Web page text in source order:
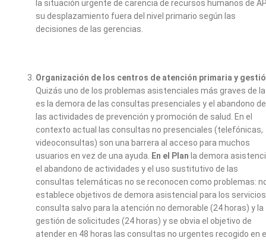
la situación urgente de carencia de recursos humanos de
su desplazamiento fuera del nivel primario según las
decisiones de las gerencias.
Organización de los centros de atención primaria y
Quizás uno de los problemas asistenciales más graves de la
es la demora de las consultas presenciales y el abandono de
las actividades de prevención y promoción de salud. En el
contexto actual las consultas no presenciales (telefónicas,
videoconsultas) son una barrera al acceso para muchos
usuarios en vez de una ayuda. En el Plan la demora
el abandono de actividades y el uso sustitutivo de las
consultas telemáticas no se reconocen como problemas:
establece objetivos de demora asistencial para los
consulta salvo para la atención no demorable (24 horas) y la
gestión de solicitudes (24 horas) y se obvia el objetivo de
atender en 48 horas las consultas no urgentes recogido en